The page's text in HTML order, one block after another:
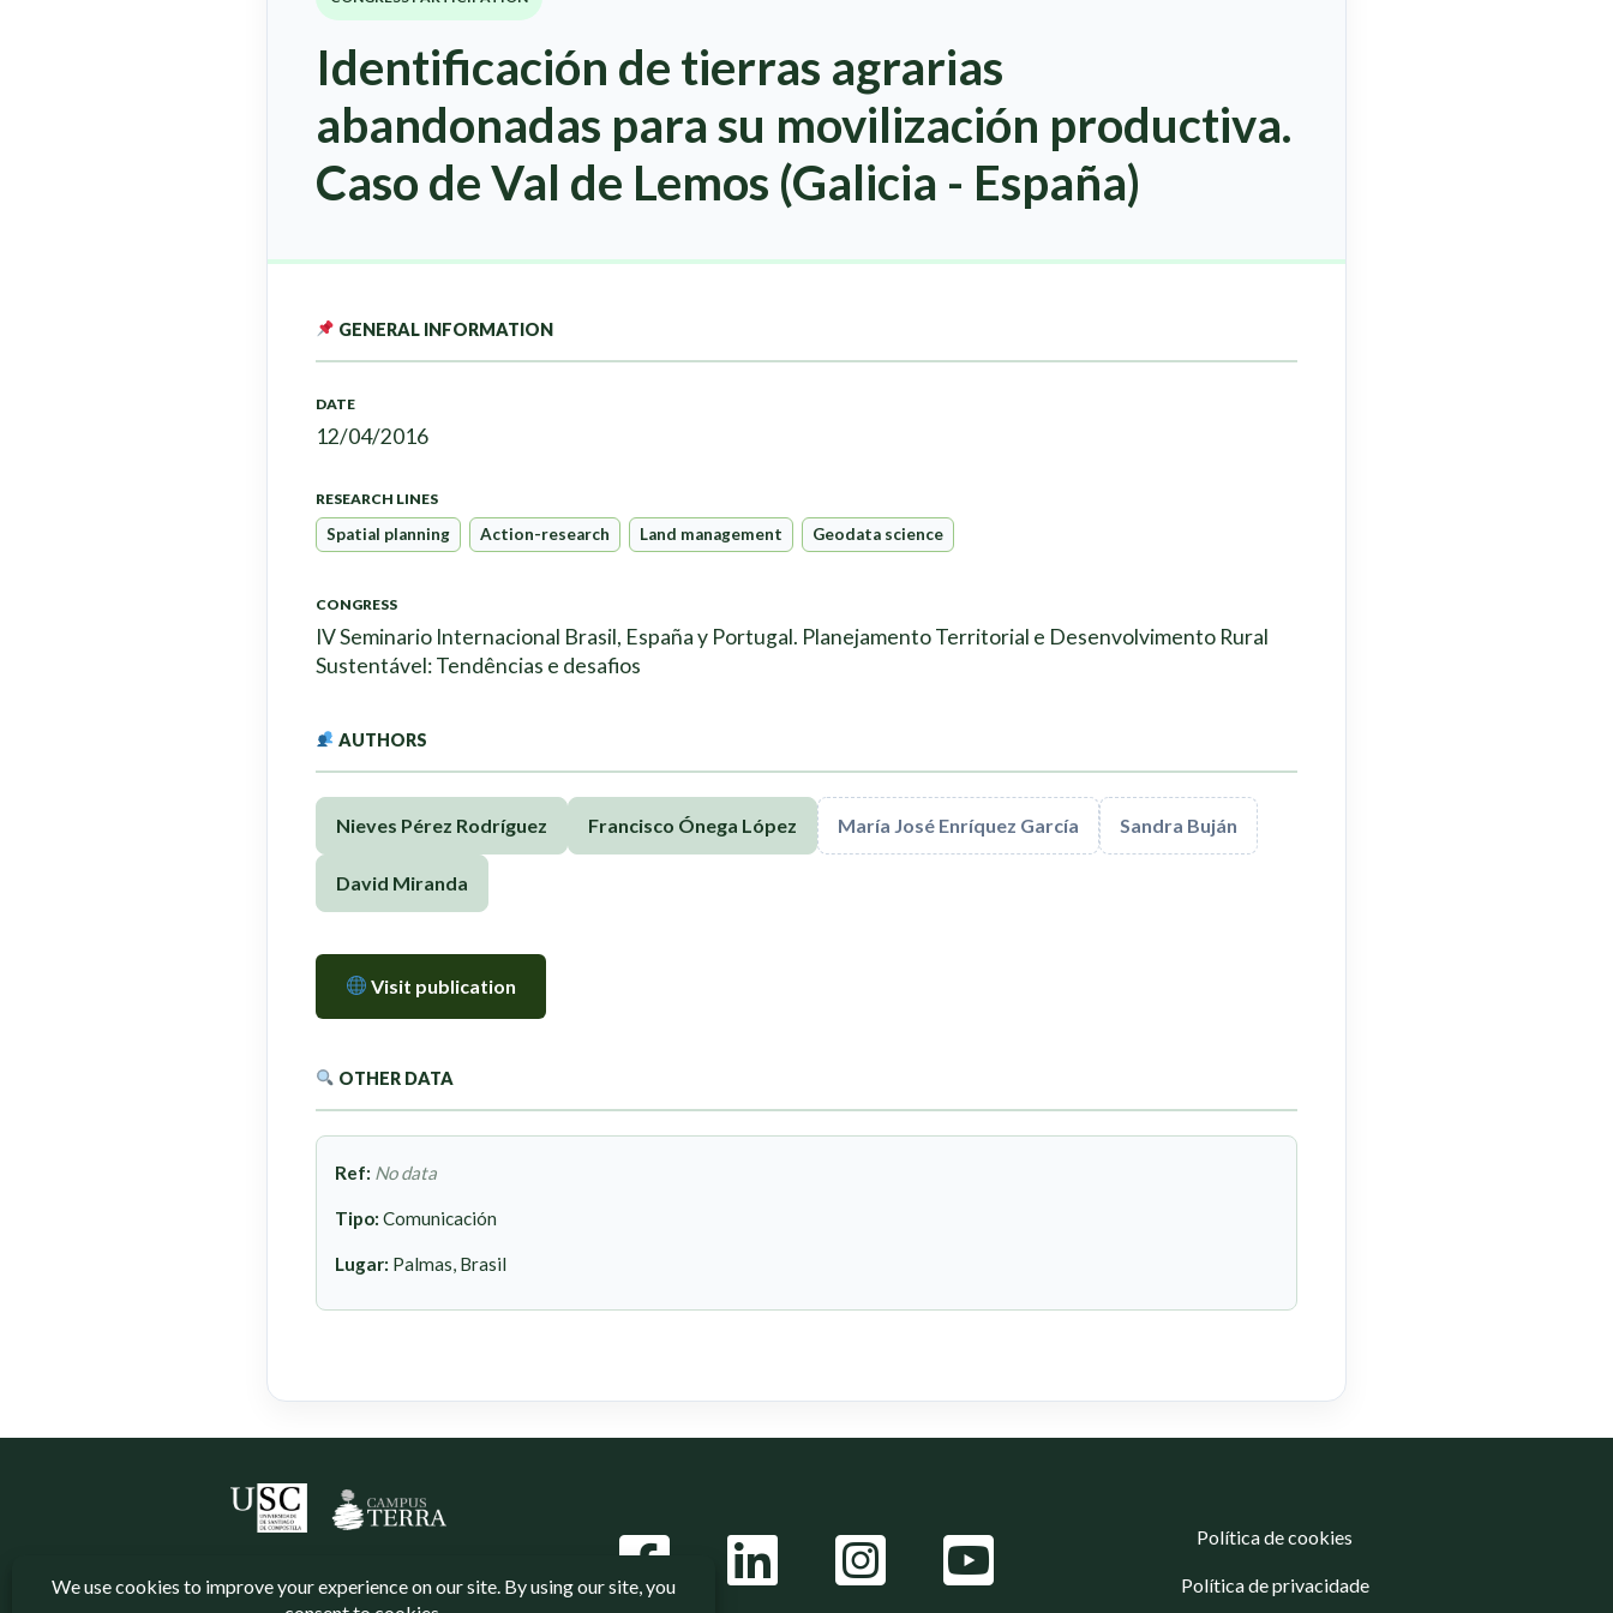
Identificación de tierras agrarias
abandonadas para su movilización productiva.
Caso de Val de Lemos (Galicia - España)
GENERAL INFORMATION
DATE
12/04/2016
RESEARCH LINES
Spatial planning Action-research Land management Geodata science
CONGRESS
IV Seminario Internacional Brasil, España y Portugal. Planejamento Territorial e Desenvolvimento Rural
Sustentável: Tendências e desafios
AUTHORS
Nieves Pérez Rodríguez Francisco Ónega López María José Enríquez García Sandra Buján
David Miranda
Visit publication
OTHER DATA
Ref: No data
Tipo: Comunicación
Lugar: Palmas, Brasil
Política de cookies
Política de privacidade